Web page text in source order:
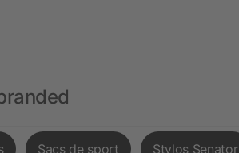
Sacs de sport Stylos Senator